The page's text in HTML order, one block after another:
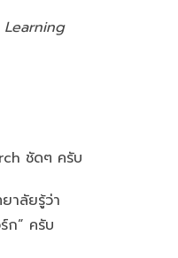
Learning
ชัดๆ ครับ
าลัยรู้ว่า
ก” ครับ